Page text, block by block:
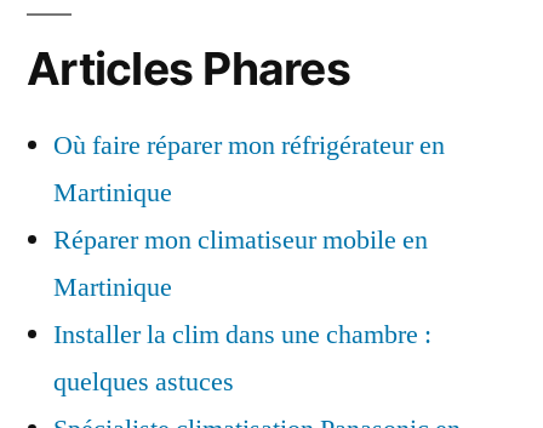
Articles Phares
Où faire réparer mon réfrigérateur en
Martinique
Réparer mon climatiseur mobile en
Martinique
Installer la clim dans une chambre :
quelques astuces